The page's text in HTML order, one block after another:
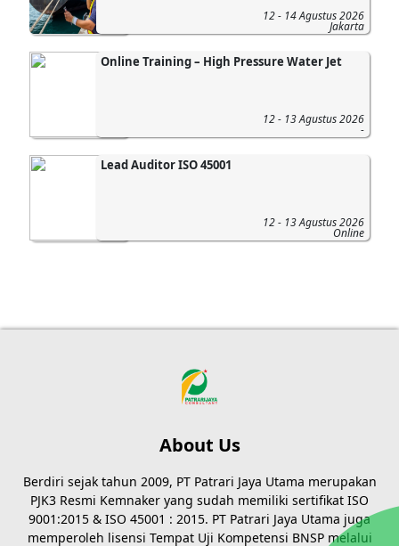
12 - 14 Agustus 2026
Jakarta
Online Training – High Pressure Water Jet
12 - 13 Agustus 2026
-
Lead Auditor ISO 45001
12 - 13 Agustus 2026
Online
About Us
Berdiri sejak tahun 2009, PT Patrari Jaya Utama merupakan
PJK3 Resmi Kemnaker yang sudah memiliki sertifikat ISO
9001:2015 & ISO 45001 : 2015. PT Patrari Jaya Utama juga
memperoleh lisensi Tempat Uji Kompetensi BNSP melalui